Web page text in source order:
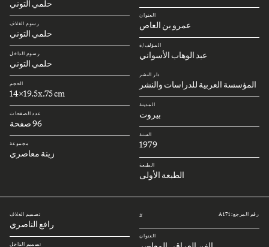
العنوان
عمرو بن العاص
المؤلف/ة
عبد الوهاب الأسواني
دار النشر
المؤسسة العربية للدراسات والنشر
المدينة
بيروت
السنة
1979
الطبعة
الطبعة الأولى
حلمي التوني
رسوم الغلاف
حلمي التوني
رسوم الداخل
حلمي التوني
الحجم
14x19.5x.75 cm
عدد الصفحات
96 صفحة
مجموعة
زينة معاصري
رقم المرجع: A171 #
العنوان
تصميم الغلاف
رافع الناصري
تصميم الداخل